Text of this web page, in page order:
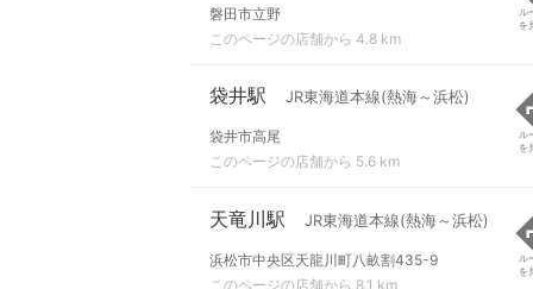
磐田市立野
このページの店舗から 4.8 km
ル
を
袋井駅 JR東海道本線(熱海～浜松)
袋井市高尾
このページの店舗から 5.6 km
ル
を
天竜川駅 JR東海道本線(熱海～浜松)
浜松市中央区天龍川町八畝割435-9
このページの店舗から 8.1 km
ル
を